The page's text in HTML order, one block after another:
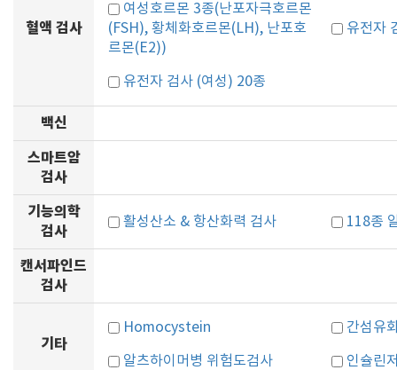
혈액 검사
여성호르몬 3종(난포자극호르몬
(FSH), 황체화호르몬(LH), 난포호
르몬(E2))
유전자
유전자 검사 (여성) 20종
백신
스마트암
검사
기능의학
검사
활성산소 & 항산화력 검사 118종
캔서파인드
검사
기타
Homocystein 간섬유
알츠하이머병 위험도검사 인슐린